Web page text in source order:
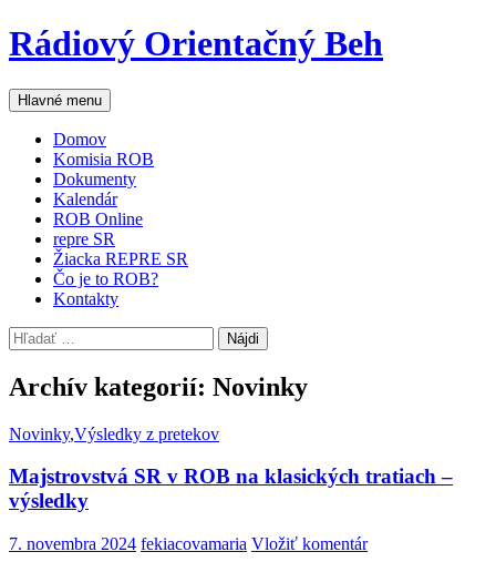
Preskočiť
na
Rádiový Orientačný Beh
Hľadať
Hlavné menu
Domov
Komisia ROB
Dokumenty
Kalendár
ROB Online
repre SR
Žiacka REPRE SR
Čo je to ROB?
Kontakty
Hľadať:
Archív kategorií: Novinky
Novinky,Výsledky z pretekov
Majstrovstvá SR v ROB na klasických tratiach –
výsledky
7. novembra 2024 fekiacovamaria Vložiť komentár